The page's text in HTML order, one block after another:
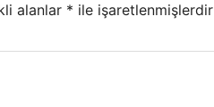
alanlar * ile işaretlenmişlerdir